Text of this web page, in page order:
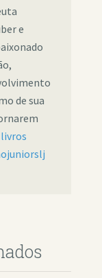
e
de sua